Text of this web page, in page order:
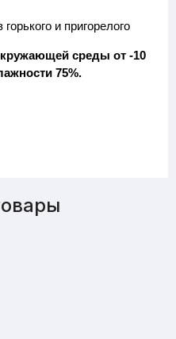
и пригорелого
среды от -10
75%.